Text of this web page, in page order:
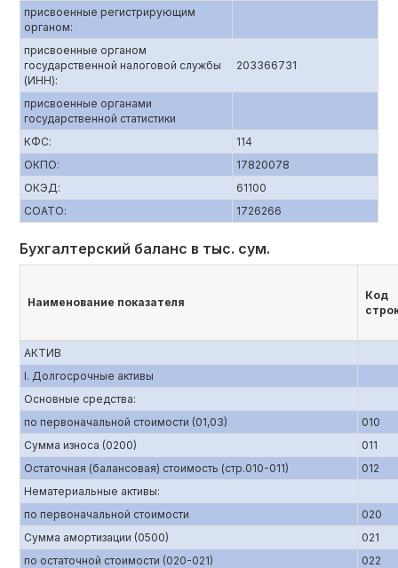
присвоенные регистрирующим
органом:
присвоенные органом
государственной налоговой службы
(ИНН):
203366731
присвоенные органами
государственной статистики
КФС:
114
ОКПО:
17820078
ОКЭД:
61100
СОАТО:
1726266
Бухгалтерский баланс в тыс. сум.
Наименование показателя
Код
АКТИВ
I. Долгосрочные активы
Основные средства:
по первоначальной стоимости (01,03)
010
Сумма износа (0200)
011
Остаточная (балансовая) стоимость (стр.010-011)
012
Нематериальные активы:
по первоначальной стоимости
020
Сумма амортизации (0500)
021
по остаточной стоимости (020-021)
022